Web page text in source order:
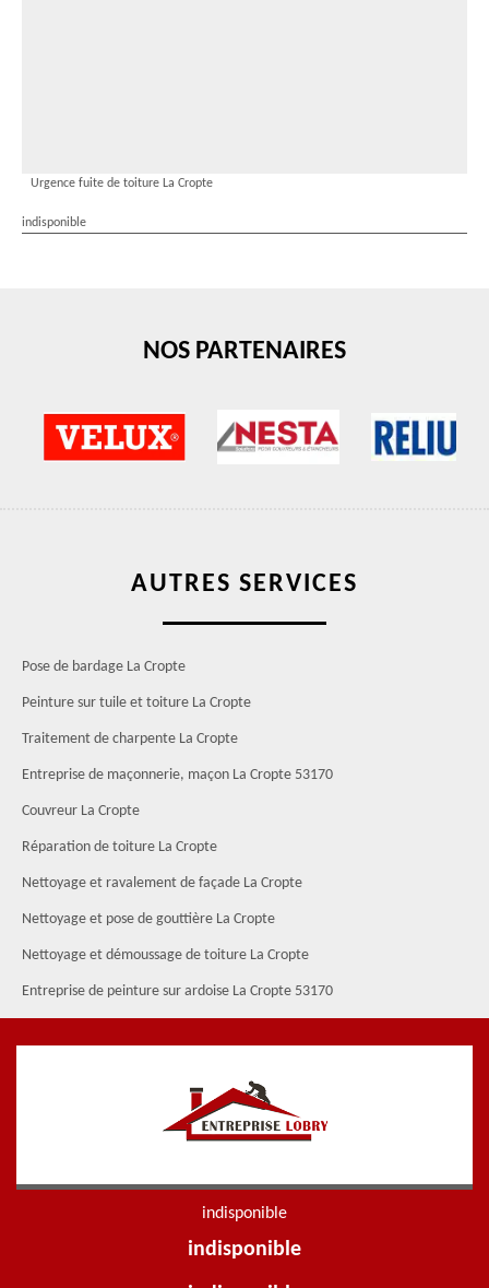
Urgence fuite de toiture La Cropte
indisponible
NOS PARTENAIRES
AUTRES SERVICES
Pose de bardage La Cropte
Peinture sur tuile et toiture La Cropte
Traitement de charpente La Cropte
Entreprise de maçonnerie, maçon La Cropte 53170
Couvreur La Cropte
Réparation de toiture La Cropte
Nettoyage et ravalement de façade La Cropte
Nettoyage et pose de gouttière La Cropte
Nettoyage et démoussage de toiture La Cropte
Entreprise de peinture sur ardoise La Cropte 53170
indisponible
indisponible